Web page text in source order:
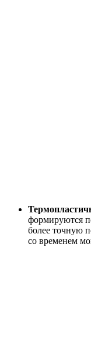
формируются
более точную
со временем